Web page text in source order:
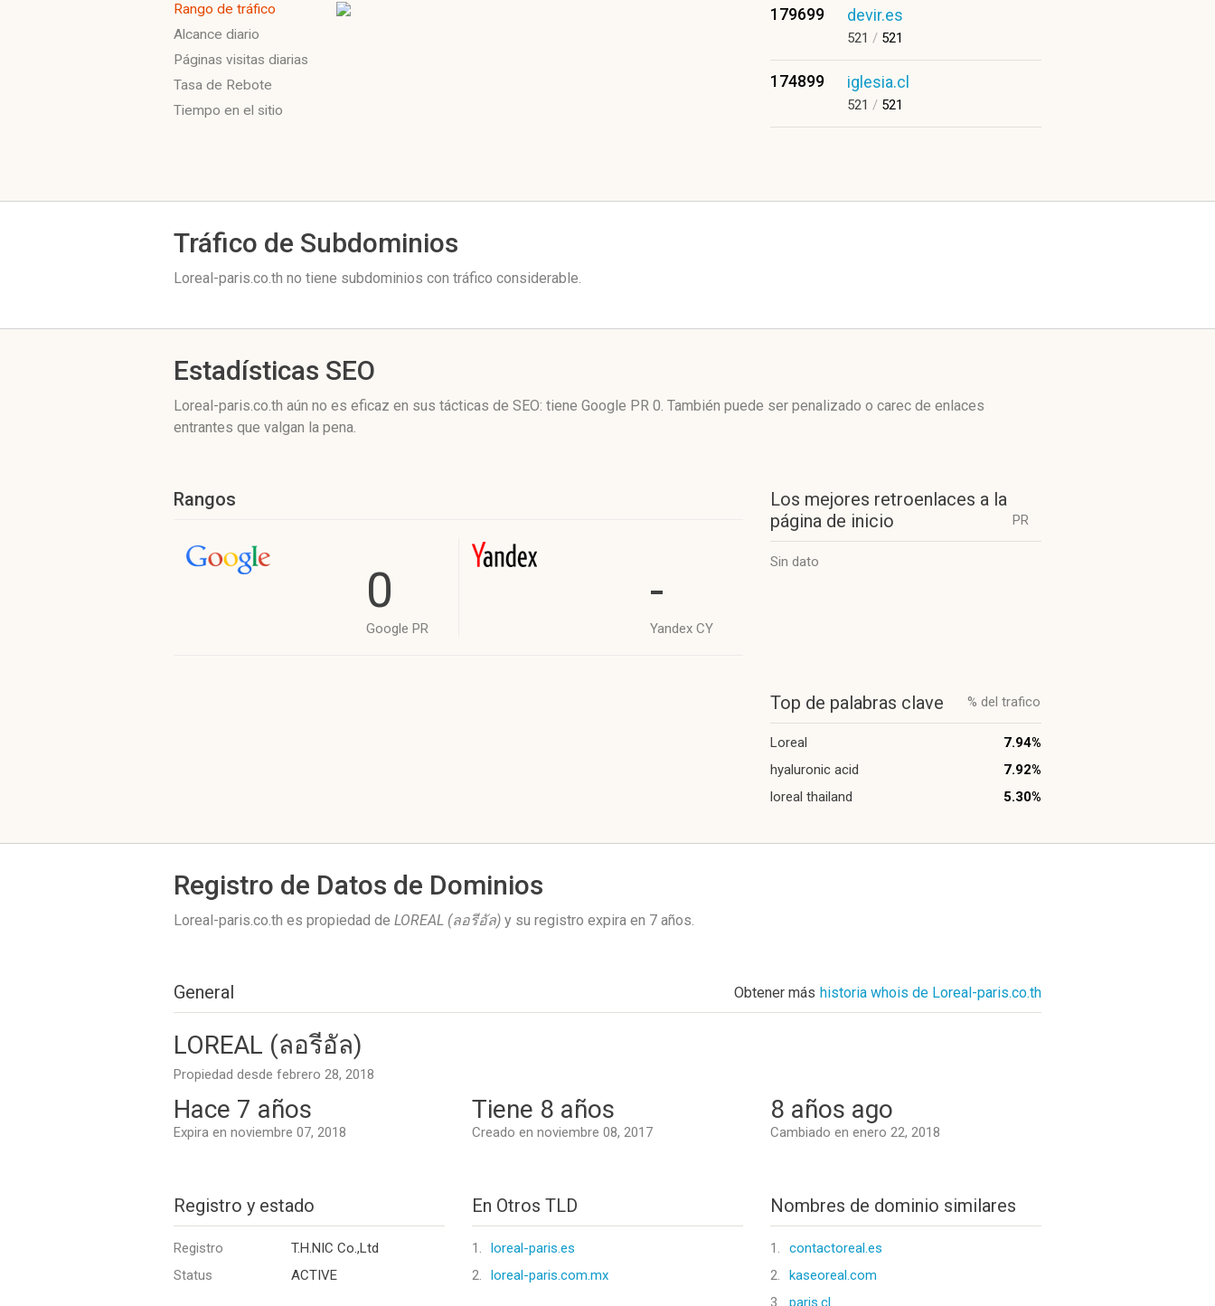
Rango de tráfico
Alcance diario
Páginas visitas diarias
Tasa de Rebote
Tiempo en el sitio
179699 devir.es
521 / 521
174899 iglesia.cl
521 / 521
Tráfico de Subdominios
Loreal-paris.co.th no tiene subdominios con tráfico considerable.
Estadísticas SEO
Loreal-paris.co.th aún no es eficaz en sus tácticas de SEO: tiene Google PR 0. También puede ser penalizado o carec de enlaces
entrantes que valgan la pena.
Rangos
0
Google PR
-
Yandex CY
Los mejores retroenlaces a la
página de inicio
PR
Sin dato
Top de palabras clave % del trafico
Loreal
7.94%
hyaluronic acid
7.92%
loreal thailand
5.30%
Registro de Datos de Dominios
Loreal-paris.co.th es propiedad de LOREAL (ลอรีอัล) y su registro expira en 7 años.
General Obtener más historia whois de Loreal-paris.co.th
LOREAL (ลอรีอัล)
Propiedad desde febrero 28, 2018
Hace 7 años
Expira en noviembre 07, 2018
Tiene 8 años
Creado en noviembre 08, 2017
8 años ago
Cambiado en enero 22, 2018
Registro y estado
Registro
T.H.NIC Co.,Ltd
Status
ACTIVE
En Otros TLD
1.
loreal-paris.es
2.
loreal-paris.com.mx
Nombres de dominio similares
1.
contactoreal.es
2.
kaseoreal.com
3.
paris.cl